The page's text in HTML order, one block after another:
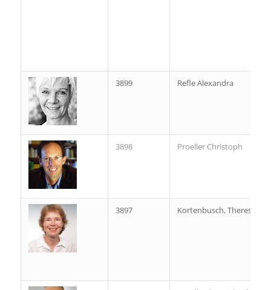
3899 Refle Alexandra
3898 Proeller Christoph
3897 Kortenbusch, Theresia